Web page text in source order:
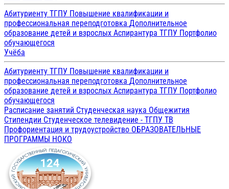
Абитуриенту ТГПУ Повышение квалификации и
профессиональная переподготовка Дополнительное
образование детей и взрослых Аспирантура ТГПУ Портфолио
обучающегося
Учёба
Абитуриенту ТГПУ Повышение квалификации и
профессиональная переподготовка Дополнительное
образование детей и взрослых Аспирантура ТГПУ Портфолио
обучающегося
Расписание занятий Студенческая наука Общежития
Стипендии Студенческое телевидение - ТГПУ ТВ
Профориентация и трудоустройство ОБРАЗОВАТЕЛЬНЫЕ
ПРОГРАММЫ НОКО